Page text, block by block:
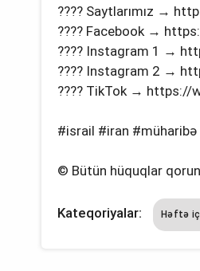
???? Saytlarımız →
???? Facebook →
???? Instagram 1 →
???? Instagram 2 →
???? TikTok → https://
#israil #iran
© Bütün hüquqlar
Kateqoriyalar: Həftə